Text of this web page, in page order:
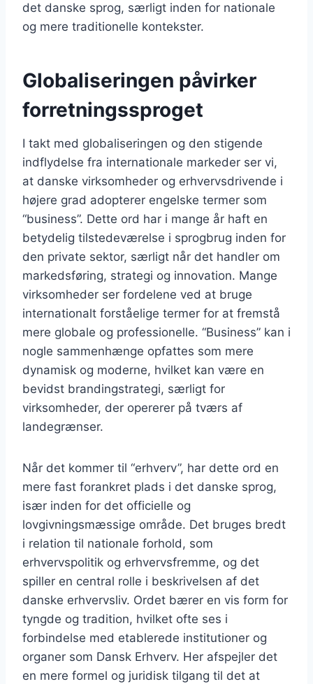
det danske sprog, særligt inden for nationale
og mere traditionelle kontekster.
Globaliseringen påvirker
forretningssproget
I takt med globaliseringen og den stigende
indflydelse fra internationale markeder ser vi,
at danske virksomheder og erhvervsdrivende i
højere grad adopterer engelske termer som
“business”. Dette ord har i mange år haft en
betydelig tilstedeværelse i sprogbrug inden for
den private sektor, særligt når det handler om
markedsføring, strategi og innovation. Mange
virksomheder ser fordelene ved at bruge
internationalt forståelige termer for at fremstå
mere globale og professionelle. “Business” kan i
nogle sammenhænge opfattes som mere
dynamisk og moderne, hvilket kan være en
bevidst brandingstrategi, særligt for
virksomheder, der opererer på tværs af
landegrænser.
Når det kommer til “erhverv”, har dette ord en
mere fast forankret plads i det danske sprog,
især inden for det officielle og
lovgivningsmæssige område. Det bruges bredt
i relation til nationale forhold, som
erhvervspolitik og erhvervsfremme, og det
spiller en central rolle i beskrivelsen af det
danske erhvervsliv. Ordet bærer en vis form for
tyngde og tradition, hvilket ofte ses i
forbindelse med etablerede institutioner og
organer som Dansk Erhverv. Her afspejler det
en mere formel og juridisk tilgang til det at